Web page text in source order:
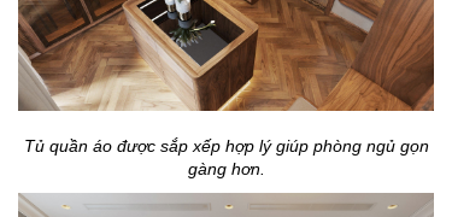
Tủ quần áo được sắp xếp hợp lý giúp phòng ngủ gọn
gàng hơn.